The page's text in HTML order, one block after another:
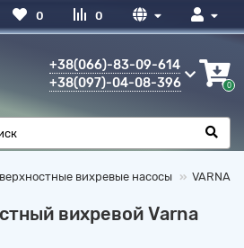
0
0
+38(066)-83-09-614
+38(097)-04-08-396
0
вихревые насосы VARNA
вихревой Varna